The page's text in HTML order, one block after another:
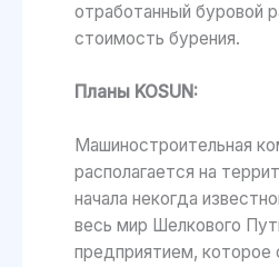
отработанный буровой
стоимость бурения.
Планы KOSUN:
Машиностроительная
располагается на
начала некогда
весь мир Шелкового
предприятием, которое